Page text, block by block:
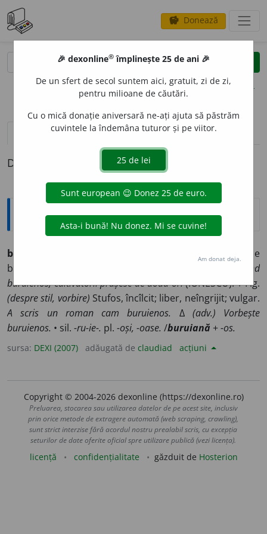
savings Donează
clear
opțiuni
definiții (1)
Definiția cu ID-ul 1273238:
Explicative DEX
buruien
Năpădit de
buruieni; unde cresc multe buruieni.
Pămîntul, fiind
buruienos, cultivatorii prășesc de două ori(IONESCU). ♦ Fig.
(despre stil, vorbire) Stufos, încîlcit; liber, neîngrijit; vulgar.
A scris un roman cam buruienos.
∆ (adv.) Vorbește
buruienos. • sil. -ru-ie-. pl. -oși, -oase. /buruiană +-os.
sursa: DEXI (2007) adăugată de claudiad acțiuni
Copyright © 2004-2026 dexonline (https://dexonline.ro)
Preluarea, stocarea sau utilizarea datelor de pe acest site, inclusiv
prin orice metode de extragere automată (web scraping, crawling),
sunt strict interzise fără acordul nostru prealabil scris, cu excepția
seturilor de date oferite oficial spre utilizare publică (vezi licența).
licență confidențialitate găzduit de Hosterion
🎉 dexonline® împlinește 25 de ani 🎉
De un sfert de secol suntem aici, gratuit, zi de zi,
pentru milioane de căutări.
Cu o mică donație aniversară ne-ați ajuta să păstrăm
cuvintele la îndemâna tuturor și pe viitor.
Am donat deja.